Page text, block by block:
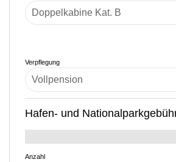
Verpflegung
Hafen- und
Anzahl